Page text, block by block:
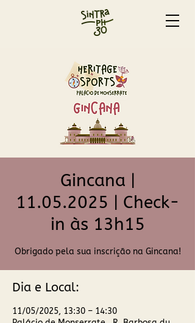
Gincana |
11.05.2025 | Check-
in às 13h15
Obrigado pela sua inscrição na Gincana!
Dia e Local:
11/05/2025, 13:30 – 14:30